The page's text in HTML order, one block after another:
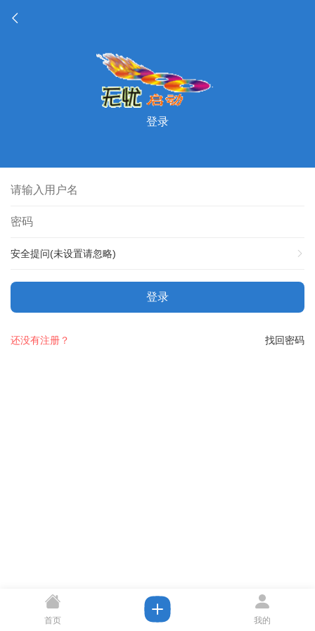
登录
安全提问(未设置请忽略)
登录
找回密码
还没有注册？
首页 我的